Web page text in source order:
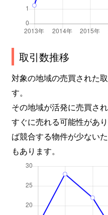
取引数推移
対象の地域の売買された
す。
その地域が活発に売買さ
すぐに売れる可能性があ
ば競合する物件が少ない
もあります。